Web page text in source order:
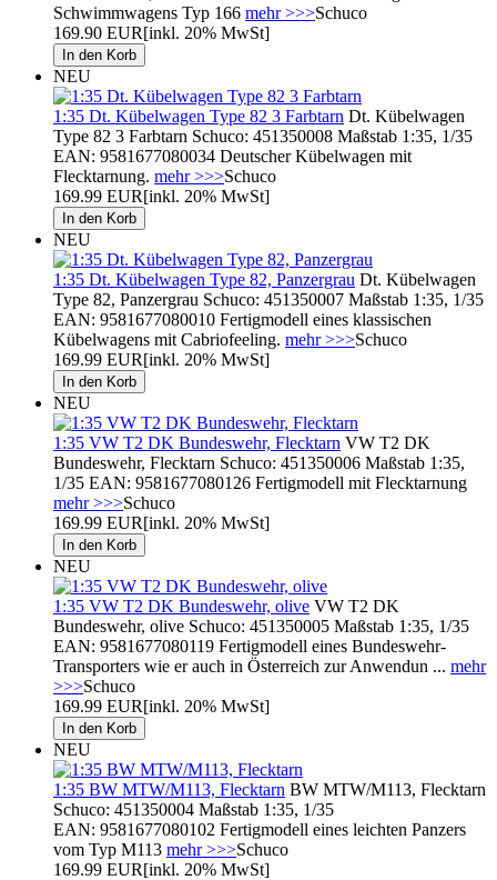
Schwimmwagens Typ 166 mehr >>>Schuco
169.90 EUR[inkl. 20% MwSt]
NEU
1:35 Dt. Kübelwagen Type 82 3 Farbtarn Dt. Kübelwagen
Type 82 3 Farbtarn Schuco: 451350008 Maßstab 1:35, 1/35
EAN: 9581677080034 Deutscher Kübelwagen mit
Flecktarnung. mehr >>>Schuco
169.99 EUR[inkl. 20% MwSt]
NEU
1:35 Dt. Kübelwagen Type 82, Panzergrau Dt. Kübelwagen
Type 82, Panzergrau Schuco: 451350007 Maßstab 1:35, 1/35
EAN: 9581677080010 Fertigmodell eines klassischen
Kübelwagens mit Cabriofeeling. mehr >>>Schuco
169.99 EUR[inkl. 20% MwSt]
NEU
1:35 VW T2 DK Bundeswehr, Flecktarn VW T2 DK
Bundeswehr, Flecktarn Schuco: 451350006 Maßstab 1:35,
1/35 EAN: 9581677080126 Fertigmodell mit Flecktarnung
mehr >>>Schuco
169.99 EUR[inkl. 20% MwSt]
NEU
1:35 VW T2 DK Bundeswehr, olive VW T2 DK
Bundeswehr, olive Schuco: 451350005 Maßstab 1:35, 1/35
EAN: 9581677080119 Fertigmodell eines Bundeswehr-
Transporters wie er auch in Österreich zur Anwendun ... mehr
>>>Schuco
169.99 EUR[inkl. 20% MwSt]
NEU
1:35 BW MTW/M113, Flecktarn BW MTW/M113, Flecktarn
Schuco: 451350004 Maßstab 1:35, 1/35
EAN: 9581677080102 Fertigmodell eines leichten Panzers
vom Typ M113 mehr >>>Schuco
169.99 EUR[inkl. 20% MwSt]